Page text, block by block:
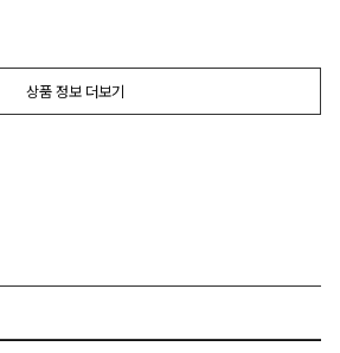
상품 정보 더보기